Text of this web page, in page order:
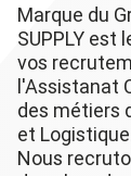
Marque du
SUPPLY est
vos
l'Assistanat
des métiers
et
Nous